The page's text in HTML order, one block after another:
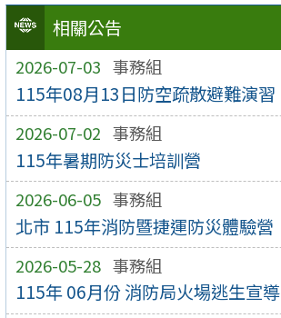
相關公告
2026-07-03 事務組
115年08月13日防空疏散避難演習
2026-07-02 事務組
115年暑期防災士培訓營
2026-06-05 事務組
北市 115年消防暨捷運防災體驗營
2026-05-28 事務組
115年 06月份 消防局火場逃生宣導